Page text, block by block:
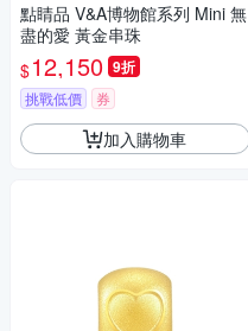
點睛品 V&A博物館系列 Mini 無
盡的愛 黃金串珠
$12,150 9折
挑戰低價 券
加入購物車